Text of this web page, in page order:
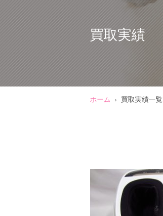
買取実績
ホーム › 買取実績一覧